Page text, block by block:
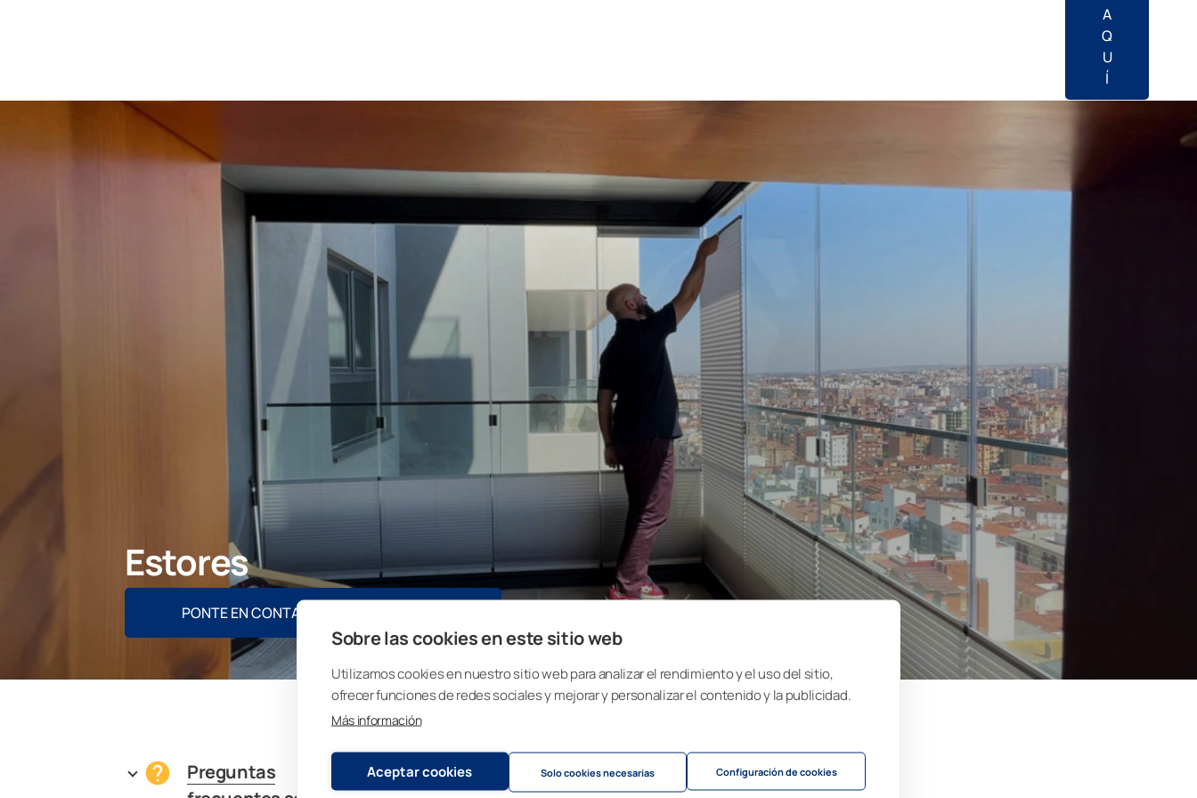
Sobre las cookies en este sitio web
Utilizamos cookies en nuestro sitio web para analizar el rendimiento y el uso del sitio,
ofrecer funciones de redes sociales y mejorar y personalizar el contenido y la publicidad.
Más información
Aceptar cookies Solo cookies necesarias Configuración de cookies
A
Q
U
Í
Estores
PONTE EN CONTACTO CON NOSOTROS
Preguntas